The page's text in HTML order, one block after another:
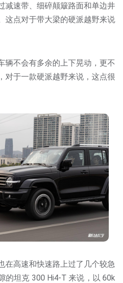
减速带、细碎颠簸路面和单边井
这点对于带大梁的硬派越野来说
辆不会有多余的上下晃动，更不
对于一款硬派越野来说，这点很
在高速和快速路上过了几个较急
的坦克 300 Hi4-T 来说，以 60k